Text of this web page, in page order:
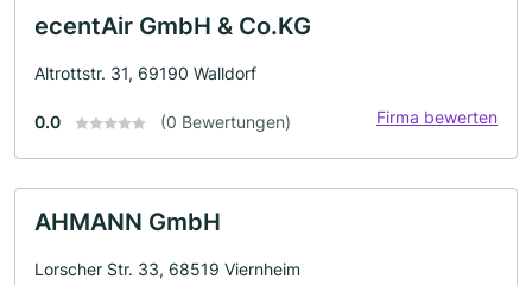
ecentAir GmbH & Co.KG
Altrottstr. 31, 69190 Walldorf
0.0 (0 Bewertungen) Firma bewerten
AHMANN GmbH
Lorscher Str. 33, 68519 Viernheim